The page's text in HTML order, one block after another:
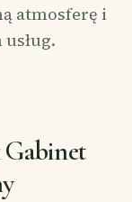
atmosferę i
Gabinet